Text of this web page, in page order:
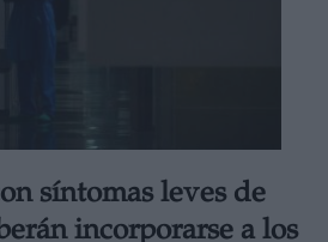
síntomas leves de
incorporarse a los